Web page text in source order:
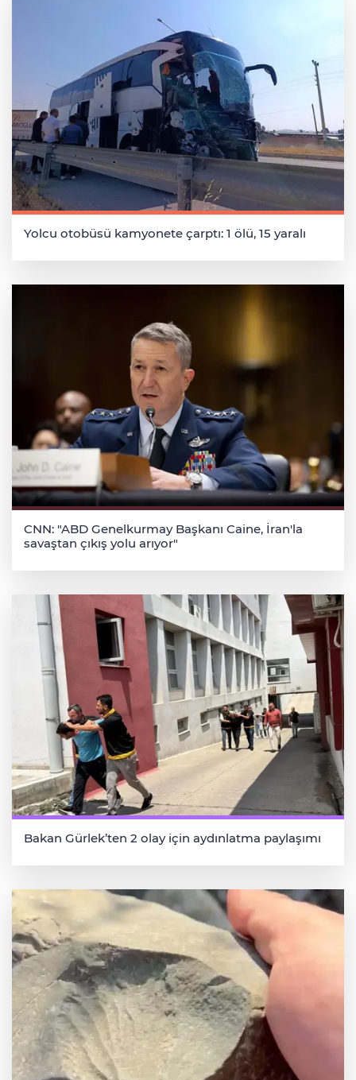
Yolcu otobüsü kamyonete çarptı: 1 ölü, 15 yaralı
CNN: "ABD Genelkurmay Başkanı Caine, İran'la
savaştan çıkış yolu arıyor"
Bakan Gürlek’ten 2 olay için aydınlatma paylaşımı